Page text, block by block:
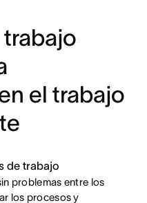
el trabajo
de trabajo
problemas entre los
los procesos y